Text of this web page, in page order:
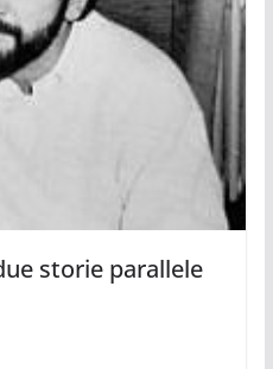
storie parallele